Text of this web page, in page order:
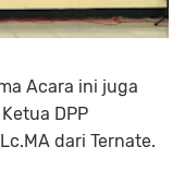
Acara ini juga
DPP
dari Ternate.